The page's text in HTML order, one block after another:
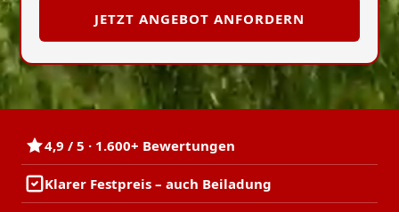
JETZT ANGEBOT ANFORDERN
4,9 / 5 · 1.600+ Bewertungen
Klarer Festpreis – auch Beiladung